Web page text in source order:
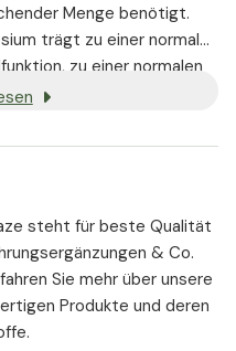
Menge benötigt.
trägt zu einer normalen
zu einer normalen
des Nervensystems und
trägt Magnesium zu
von Müdigkeit und
bei [1].
steht für beste Qualität
& Co.
Sie mehr über unsere
Produkte und deren